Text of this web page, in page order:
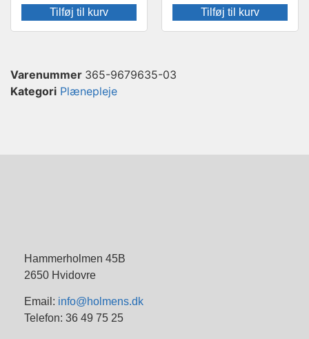
Tilføj til kurv Tilføj til kurv
Varenummer 365-9679635-03
Kategori Plænepleje
Hammerholmen 45B
2650 Hvidovre
Email: info@holmens.dk
Telefon: 36 49 75 25